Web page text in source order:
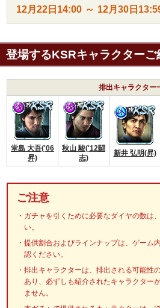
12月22日 14:00 ～ 12月30日
登場するKSRキャラクターご
排出キャラクター
堂島 大吾('06
昇)
秋山 駿('12闘
志)
新井 弘明(昇)
ご注意
ガチャを引くために必要なダイヤの数は
い。
提供割合およびラインナップは、ゲーム
認ください。
排出キャラクターは、排出される可能性
あり、必ずしも紹介されたキャラクター
ません。